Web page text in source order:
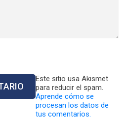
Este sitio usa Akismet
para reducir el spam.
Aprende cómo se
procesan los datos de
tus comentarios.